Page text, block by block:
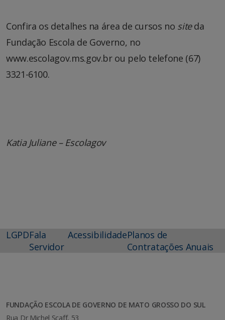
Confira os detalhes na área de cursos no siteda
Fundação Escola de Governo, no
www.escolagov.ms.gov.br ou pelo telefone (67)
3321-6100.
Katia Juliane – Escolagov
LGPDFala
Servidor
AcessibilidadePlanos de
Contratações Anuais
FUNDAÇÃO ESCOLA DE GOVERNO DE MATO GROSSO DO SUL
Rua Dr Michel Scaff, 53